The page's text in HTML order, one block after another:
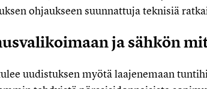
ohjaukseen suunnattuja teknisiä
ja sähkön
uudistuksen myötä laajenemaan